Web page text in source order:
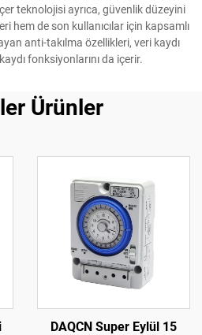
teknolojisi ayrıca, güvenlik düzeyini
hem de son kullanıcılar için kapsamlı
anti-takılma özellikleri, veri kaydı
fonksiyonlarını da içerir.
Ürünler
DAQCN Super Eylül 15